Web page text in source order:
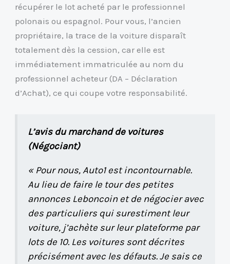
récupérer le lot acheté par le professionnel
polonais ou espagnol. Pour vous, l’ancien
propriétaire, la trace de la voiture disparaît
totalement dès la cession, car elle est
immédiatement immatriculée au nom du
professionnel acheteur (DA – Déclaration
d’Achat), ce qui coupe votre responsabilité.
L’avis du marchand de voitures
(Négociant)
« Pour nous, Auto1 est incontournable.
Au lieu de faire le tour des petites
annonces Leboncoin et de négocier avec
des particuliers qui surestiment leur
voiture, j’achète sur leur plateforme par
lots de 10. Les voitures sont décrites
précisément avec les défauts. Je sais ce